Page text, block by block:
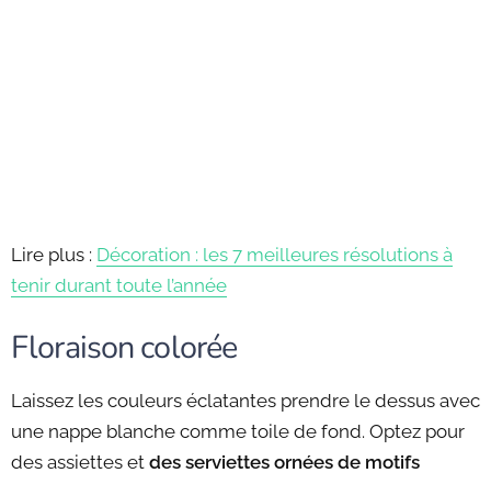
Lire plus : Décoration : les 7 meilleures résolutions à
tenir durant toute l’année
Floraison colorée
Laissez les couleurs éclatantes prendre le dessus avec
une nappe blanche comme toile de fond. Optez pour
des assiettes et des serviettes ornées de motifs